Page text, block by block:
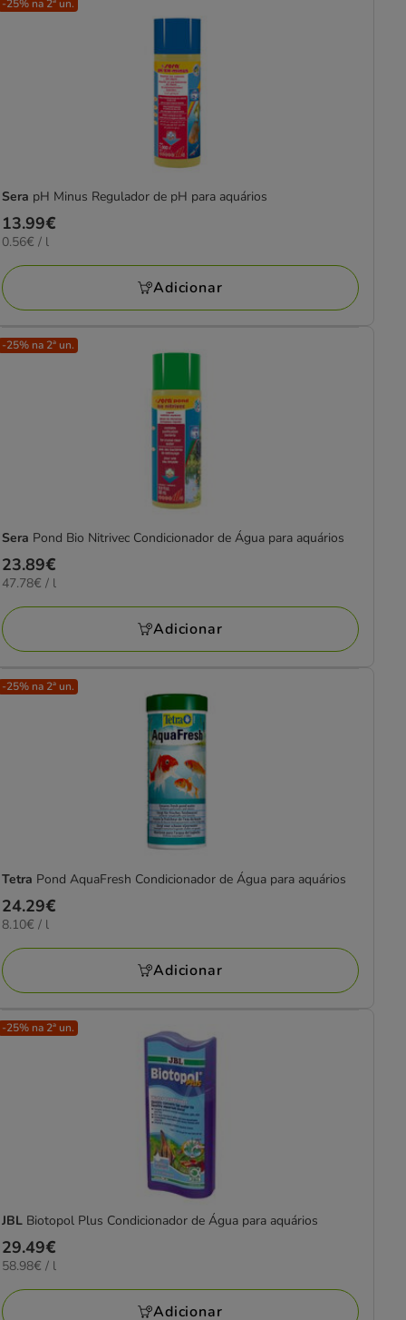
-25% na 2ª un.
Sera pH Minus Regulador de pH para aquários
Preço
13.99€
13.99€
0.56€
L
0.56€ / l
Adicionar
-25% na 2ª un.
Sera Pond Bio Nitrivec Condicionador de Água para aquários
Preço
23.89€
23.89€
47.78€
L
47.78€ / l
Adicionar
-25% na 2ª un.
Tetra Pond AquaFresh Condicionador de Água para aquários
Preço
24.29€
24.29€
8.10€
L
8.10€ / l
Adicionar
-25% na 2ª un.
JBL Biotopol Plus Condicionador de Água para aquários
Preço
29.49€
29.49€
58.98€
L
58.98€ / l
Adicionar